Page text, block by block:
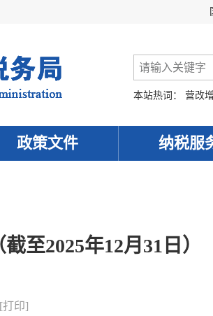
本站热词： 营改增
政策文件 纳税服
至2025年12月31日）
打印]